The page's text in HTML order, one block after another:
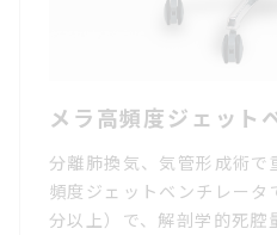
メラ高頻度ジェッ
分離肺換気、気管形成術
頻度ジェットベンチレー
分以上）で、解剖学的死